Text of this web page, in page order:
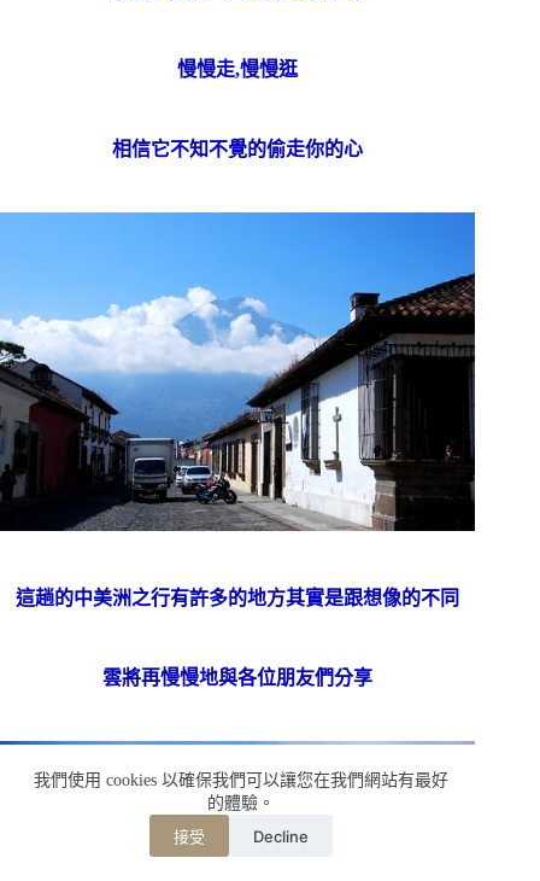
我們使用 cookies 以確保我們可以讓您在我們網站有最好
的體驗。
接受 Decline
慢慢走,慢慢逛
相信它不知不覺的偷走你的心
這趟的中美洲之行有許多的地方其實是跟想像的不同
雲將再慢慢地與各位朋友們分享